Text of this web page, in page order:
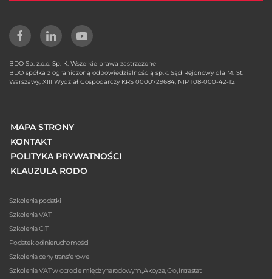
BDO Sp. z.o.o. Sp. K. Wszelkie prawa zastrzeżone
BDO spółka z ograniczoną odpowiedzialnością sp.k. Sąd Rejonowy dla M. St.
Warszawy, XIII Wydział Gospodarczy KRS 0000729684, NIP 108-000-42-12
MAPA STRONY
KONTAKT
POLITYKA PRYWATNOŚCI
KLAUZULA RODO
Szkolenia podatki
Szkolenia VAT
Szkolenia CIT
Podatek od nieruchomości
Szkolenia ceny transferowe
Szkolenia VAT w obrocie międzynarodowym, Akcyza, Cło, Intrastat